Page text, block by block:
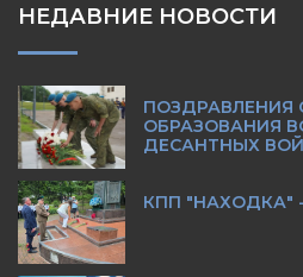
НЕДАВНИЕ НОВОСТИ
ПОЗДРАВЛЕНИЯ
ОБРАЗОВАНИЯ
ДЕСАНТНЫХ
КПП "НАХОДКА"